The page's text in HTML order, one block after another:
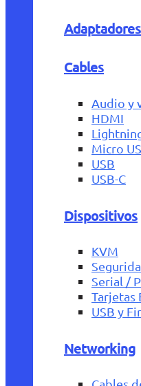
Cables
Audio y
HDMI
Micro
USB
USB-C
Dispositivos
KVM
Serial /
Tarjetas
USB y
Networking